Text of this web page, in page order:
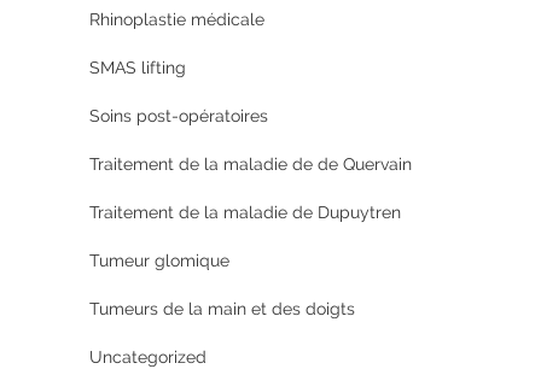
Rhinoplastie médicale
SMAS lifting
Soins post-opératoires
Traitement de la maladie de de Quervain
Traitement de la maladie de Dupuytren
Tumeur glomique
Tumeurs de la main et des doigts
Uncategorized